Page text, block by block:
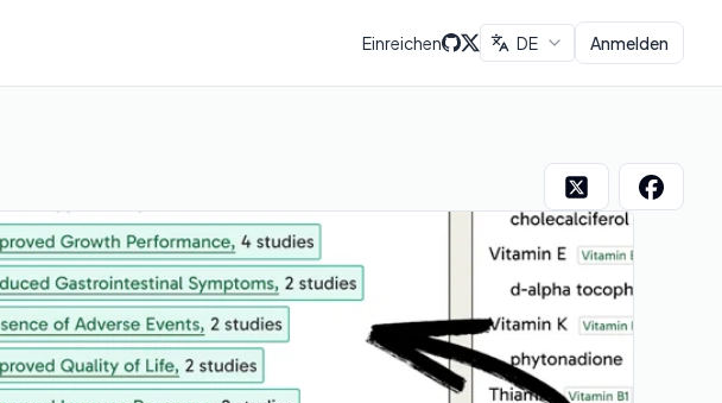
Einreichen DE Anmelden